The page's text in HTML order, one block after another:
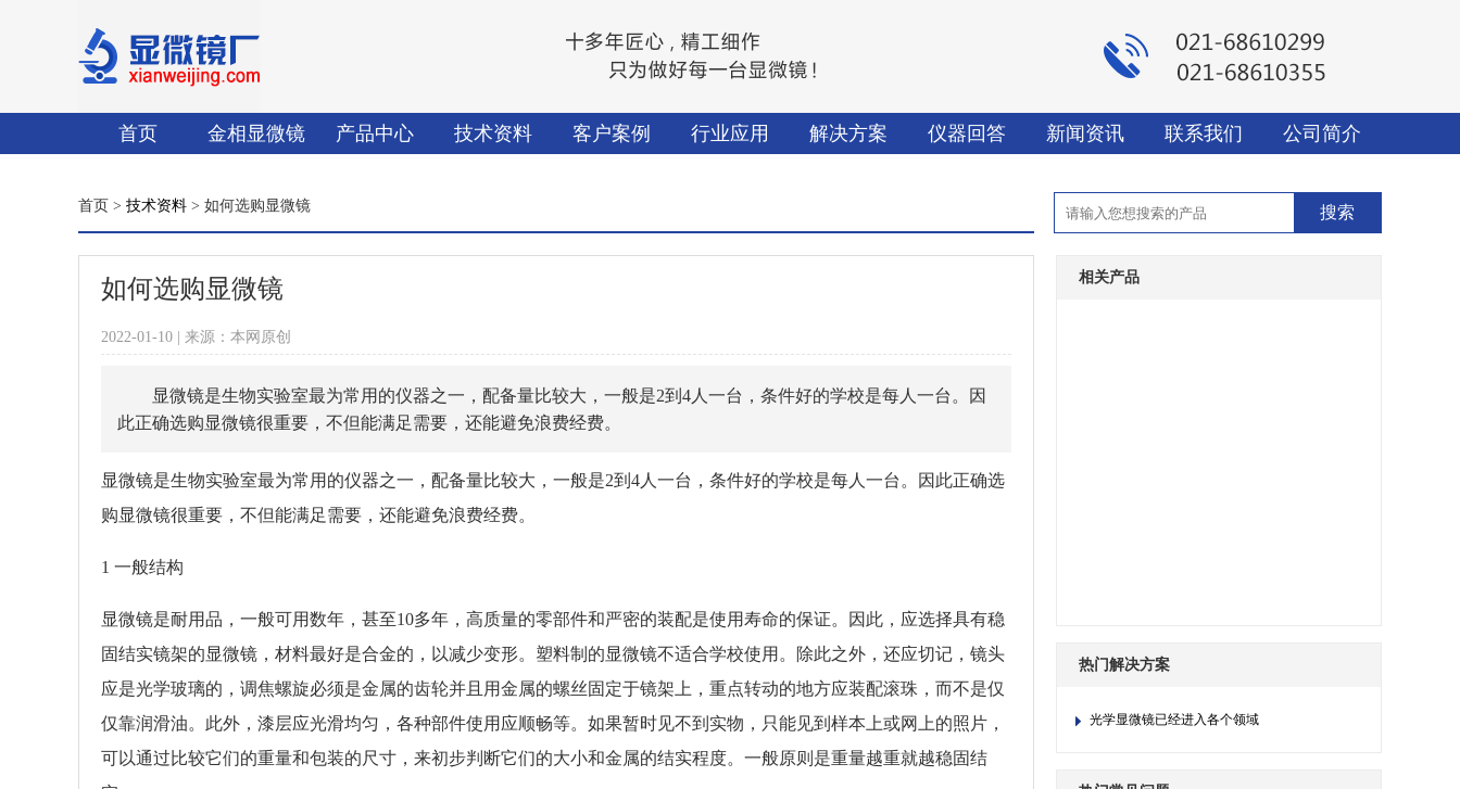
首页 金相显微镜 产品中心 技术资料 客户案例 行业应用 解决方案 仪器回答 新闻资讯 联系我们 公司简介
首页 > 技术资料 > 如何选购显微镜
如何选购显微镜
2022-01-10 | 来源：本网原创
显微镜是生物实验室最为常用的仪器之一，配备量比较大，一般是2到4人一台，条件好的学校是每人一台。因
此正确选购显微镜很重要，不但能满足需要，还能避免浪费经费。
显微镜是生物实验室最为常用的仪器之一，配备量比较大，一般是2到4人一台，条件好的学校是每人一台。因此正确选
购显微镜很重要，不但能满足需要，还能避免浪费经费。
1 一般结构
显微镜是耐用品，一般可用数年，甚至10多年，高质量的零部件和严密的装配是使用寿命的保证。因此，应选择具有稳
固结实镜架的显微镜，材料最好是合金的，以减少变形。塑料制的显微镜不适合学校使用。除此之外，还应切记，镜头
应是光学玻璃的，调焦螺旋必须是金属的齿轮并且用金属的螺丝固定于镜架上，重点转动的地方应装配滚珠，而不是仅
仅靠润滑油。此外，漆层应光滑均匀，各种部件使用应顺畅等。如果暂时见不到实物，只能见到样本上或网上的照片，
可以通过比较它们的重量和包装的尺寸，来初步判断它们的大小和金属的结实程度。一般原则是重量越重就越稳固结
相关产品
热门解决方案
光学显微镜已经进入各个领域